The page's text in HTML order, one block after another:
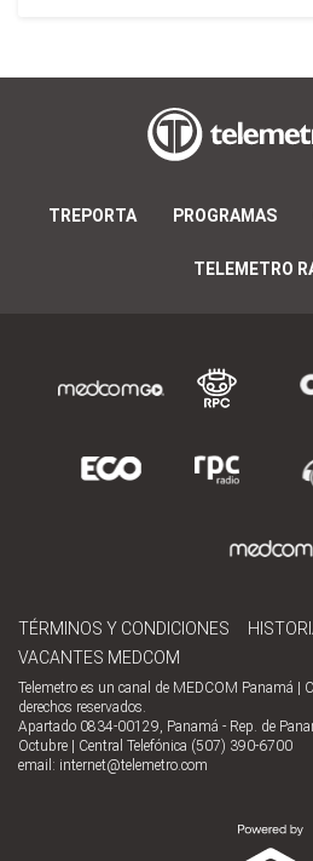
TREPORTA PROGRAMAS
TELEMETRO
TÉRMINOS Y CONDICIONES
VACANTES MEDCOM
Telemetro es un canal de MEDCOM Panamá
derechos reservados.
Apartado 0834-00129, Panamá - Rep. de
Octubre | Central Telefónica (507) 390-6700
email: internet@telemetro.com